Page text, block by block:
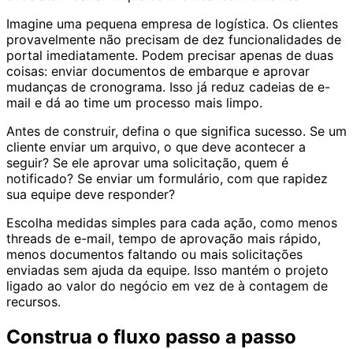
Imagine uma pequena empresa de logística. Os clientes
provavelmente não precisam de dez funcionalidades de
portal imediatamente. Podem precisar apenas de duas
coisas: enviar documentos de embarque e aprovar
mudanças de cronograma. Isso já reduz cadeias de e-
mail e dá ao time um processo mais limpo.
Antes de construir, defina o que significa sucesso. Se um
cliente enviar um arquivo, o que deve acontecer a
seguir? Se ele aprovar uma solicitação, quem é
notificado? Se enviar um formulário, com que rapidez
sua equipe deve responder?
Escolha medidas simples para cada ação, como menos
threads de e-mail, tempo de aprovação mais rápido,
menos documentos faltando ou mais solicitações
enviadas sem ajuda da equipe. Isso mantém o projeto
ligado ao valor do negócio em vez de à contagem de
recursos.
Construa o fluxo passo a passo